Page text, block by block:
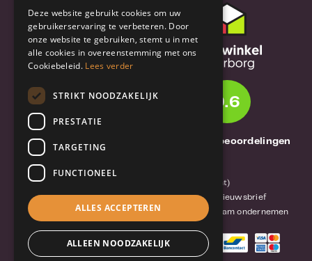
Klantenservice
Bestel- en
verzendinformatie
Garantie en reparatie
Annuleren of retourneren
Over TrueBase
9.6
1261 Thuisbeoordelingen
Over TrueBase
Privacy en voorwaarden (consument)
Algemene voorwaarden (zakelijk)
Blog en nieuwsbrief
Reviews van klanten
Mobile-Harddisk.nl Duurzaam ondernemen
Deze website gebruikt cookies om uw
gebruikerservaring te verbeteren. Door
onze website te gebruiken, stemt u in met
alle cookies in overeenstemming met ons
Cookiebeleid. Lees verder
STRIKT NOODZAKELIJK
PRESTATIE
TARGETING
FUNCTIONEEL
ALLES ACCEPTEREN
ALLEEN NOODZAKELIJK